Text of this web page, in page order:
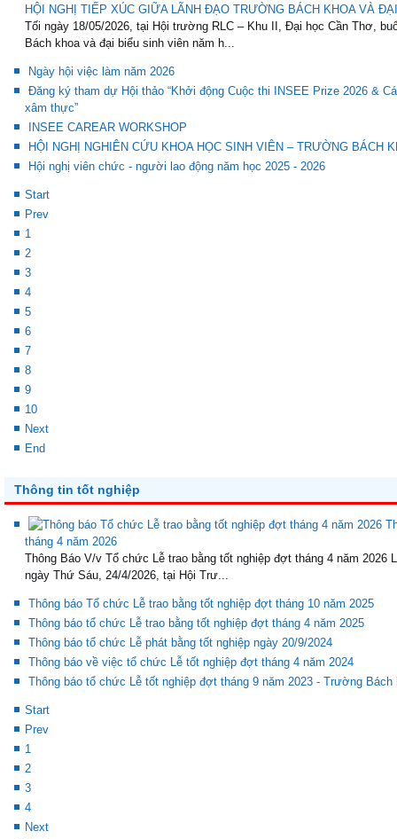
HỘI NGHỊ TIẾP XÚC GIỮA LÃNH ĐẠO TRƯỜNG BÁCH KHOA VÀ
Tối ngày 18/05/2026, tại Hội trường RLC – Khu II, Đại học Cần Thơ,
Bách khoa và đại biểu sinh viên năm h...
Ngày hội việc làm năm 2026
Đăng ký tham dự Hội thảo “Khởi động Cuộc thi INSEE Prize 2026 &
xâm thực”
INSEE CAREAR WORKSHOP
HỘI NGHỊ NGHIÊN CỨU KHOA HỌC SINH VIÊN – TRƯỜNG BÁCH
Hội nghị viên chức - người lao động năm học 2025 - 2026
Start
Prev
1
2
3
4
5
6
7
8
9
10
Next
End
Thông tin tốt nghiệp
tháng 4 năm 2026
Thông Báo V/v Tổ chức Lễ trao bằng tốt nghiệp đợt tháng 4 năm
ngày Thứ Sáu, 24/4/2026, tại Hội Trư...
Thông báo Tổ chức Lễ trao bằng tốt nghiệp đợt tháng 10 năm 2025
Thông báo tổ chức Lễ trao bằng tốt nghiệp đợt tháng 4 năm 2025
Thông báo tổ chức Lễ phát bằng tốt nghiệp ngày 20/9/2024
Thông báo về việc tổ chức Lễ tốt nghiệp đợt tháng 4 năm 2024
Thông báo tổ chức Lễ tốt nghiệp đợt tháng 9 năm 2023 - Trường Bách
Start
Prev
1
2
3
4
Next